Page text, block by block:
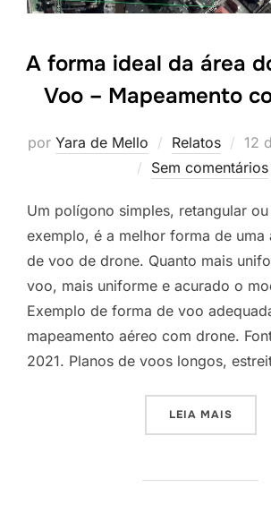
A forma ideal da área
Voo – Mapeamento
por Yara de Mello Relatos
12
Sem comentários
Um polígono simples, retangular
exemplo, é a melhor forma de uma
de voo de drone. Quanto mais
voo, mais uniforme e acurado o
Exemplo de forma de voo
mapeamento aéreo com drone.
2021. Planos de voos longos,
LEIA MAIS